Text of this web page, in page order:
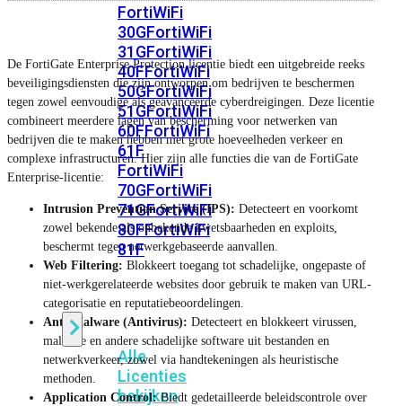
FortiWiFi
30GFortiWiFi
31GFortiWiFi
40FFortiWiFi
50GFortiWiFi
51GFortiWiFi
60FFortiWiFi
61F
FortiWiFi
70GFortiWiFi
71GFortiWiFi
80FFortiWiFi
81F
Licentie
Alle
Licenties
bekijken
De FortiGate Enterprise Protection licentie biedt een uitgebreide reeks
beveiligingsdiensten die zijn ontworpen om bedrijven te beschermen
tegen zowel eenvoudige als geavanceerde cyberdreigingen. Deze licentie
combineert meerdere lagen van bescherming voor netwerken van
bedrijven die te maken hebben met grote hoeveelheden verkeer en
complexe infrastructuren. Hier zijn alle functies die van de FortiGate
Enterprise-licentie:
Intrusion Prevention Service (IPS): Detecteert en voorkomt
zowel bekende als onbekende kwetsbaarheden en exploits,
beschermt tegen netwerkgebaseerde aanvallen.
Web Filtering: Blokkeert toegang tot schadelijke, ongepaste of
niet-werkgerelateerde websites door gebruik te maken van URL-
categorisatie en reputatiebeoordelingen.
Anti-Malware (Antivirus): Detecteert en blokkeert virussen,
malware en andere schadelijke software uit bestanden en
netwerkverkeer, zowel via handtekeningen als heuristische
methoden.
Application Control:Biedt gedetailleerde beleidscontrole over